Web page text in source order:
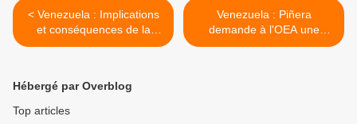
< Venezuela : Implications
et conséquences de la
chute de Rajoy
Venezuela : Piñera
demande à l'OEA une
« action internationale » >
Hébergé par Overblog
Top articles